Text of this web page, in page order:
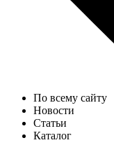
По всему сайту
Новости
Статьи
Каталог